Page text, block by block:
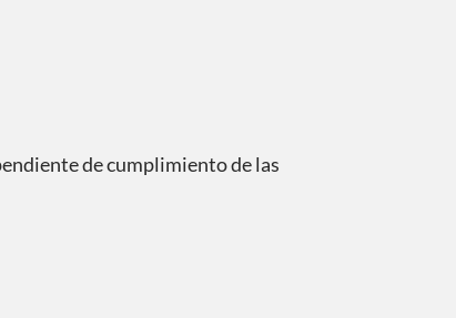
de cumplimiento de las